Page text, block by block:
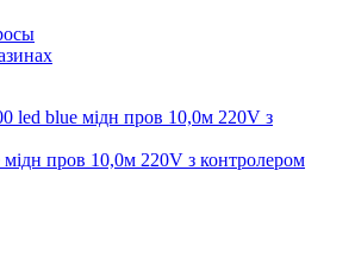
мідн пров 10,0м 220V з контролером